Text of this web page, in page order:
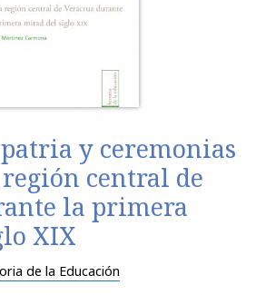
y ceremonias
central de
la primera
XIX
de la Educación